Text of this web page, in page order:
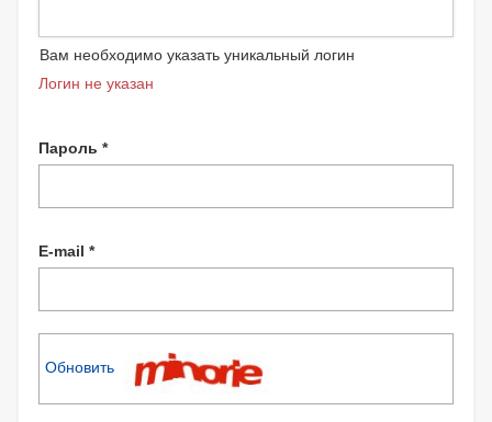
Вам необходимо указать уникальный логин
Логин не указан
Пароль *
E-mail *
Обновить